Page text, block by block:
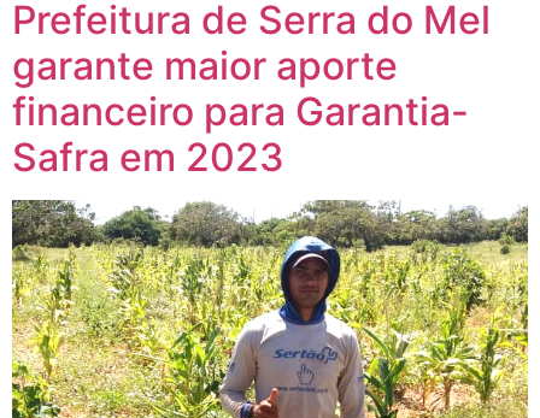
Prefeitura de Serra do Mel
garante maior aporte
financeiro para Garantia-
Safra em 2023